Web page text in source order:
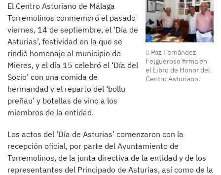
Paz Fernández
Felgueroso firma en
el Libro de Honor del
Centro Asturiano.
El Centro Asturiano de Málaga
Torremolinos conmemoró el pasado
viernes, 14 de septiembre, el ‘Día de
Asturias’, festividad en la que se
rindió homenaje al municipio de
Mieres, y el día 15 celebró el ‘Día del
Socio’ con una comida de
hermandad y el reparto del ‘bollu
preñau’ y botellas de vino a los
miembros de la entidad.
Los actos del ‘Día de Asturias’ comenzaron con la
recepción oficial, por parte del Ayuntamiento de
Torremolinos, de la junta directiva de la entidad y de los
representantes del Principado de Asturias, así como de la